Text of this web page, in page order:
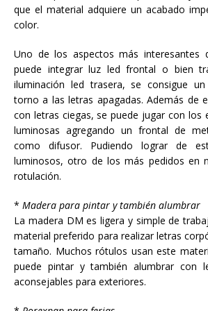
que el material adquiere un acabado
color.
Uno de los aspectos más interesantes
puede integrar luz led frontal o bien
iluminación led trasera, se consigue
torno a las letras apagadas. Además de
con letras ciegas, se puede jugar con los
luminosas agregando un frontal de
como difusor. Pudiendo lograr de
luminosos, otro de los más pedidos en
rotulación.
* Madera para pintar y también alumbrar
La madera DM es ligera y simple de
material preferido para realizar letras
tamaño. Muchos rótulos usan este
puede pintar y también alumbrar con
aconsejables para exteriores.